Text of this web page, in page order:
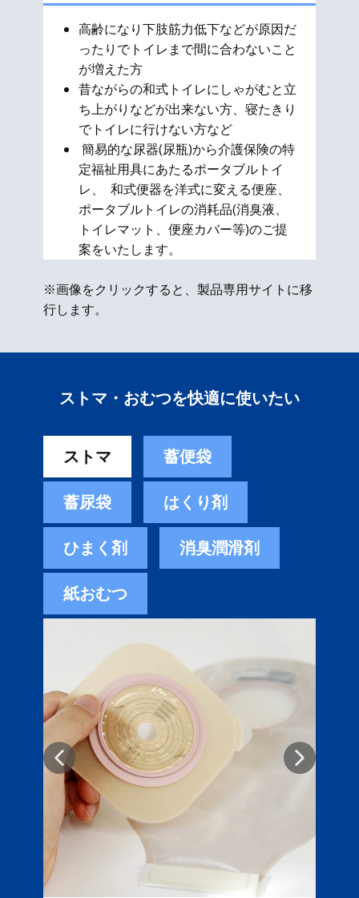
高齢になり下肢筋力低下などが原因だ
ったりでトイレまで間に合わないこと
が増えた方
昔ながらの和式​トイレにしゃがむと立
ち上がりなどが出来ない方、寝たきり
でトイレに行けない方など
簡易的な尿器(尿瓶)から介護保険の特
定福祉用具にあたるポータブルトイ
レ、 和式便器を洋式に変える便座、​
ポータブルトイレの消耗品(消臭液、
トイレマット、便座カバー等)のご提
案をいたします。
※画像をクリックすると、製品専用サイトに移
行します。
ストマ・おむつを快適に使いたい
ストマ 蓄便袋
蓄尿袋 はくり剤
ひまく剤 消臭潤滑剤
紙おむつ